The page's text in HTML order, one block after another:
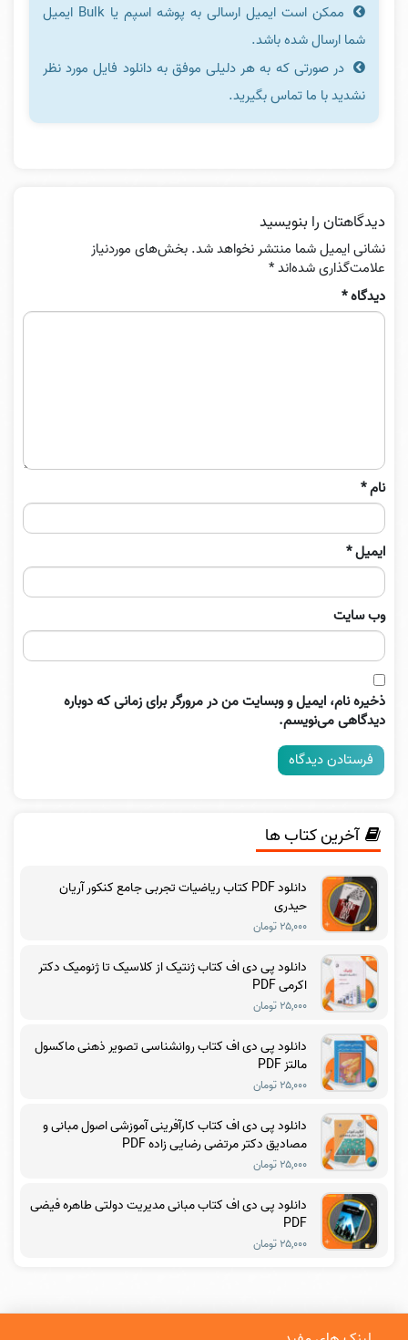
ممکن است ایمیل ارسالی به پوشه اسپم یا Bulk ایمیل
شما ارسال شده باشد.
در صورتی که به هر دلیلی موفق به دانلود فایل مورد نظر
نشدید با ما تماس بگیرید.
دیدگاهتان را بنویسید
نشانی ایمیل شما منتشر نخواهد شد. بخش‌های موردنیاز
علامت‌گذاری شده‌اند*
دیدگاه*
نام*
ایمیل*
وب‌ سایت
ذخیره نام، ایمیل و وبسایت من در مرورگر برای زمانی که دوباره
دیدگاهی می‌نویسم.
آخرین کتاب ها
دانلود PDF کتاب ریاضیات تجربی جامع کنکور آریان
حیدری
۲۵,۰۰۰ تومان
دانلود پی دی اف کتاب ژنتیک از کلاسیک تا ژنومیک دکتر
اکرمی PDF
۲۵,۰۰۰ تومان
دانلود پی دی اف کتاب روانشناسی تصویر ذهنی ماکسول
مالتز PDF
۲۵,۰۰۰ تومان
دانلود پی دی اف کتاب کارآفرینی آموزشی اصول مبانی و
مصادیق دکتر مرتضی رضایی زاده PDF
۲۵,۰۰۰ تومان
دانلود پی دی اف کتاب مبانی مدیریت دولتی طاهره فیضی
PDF
۲۵,۰۰۰ تومان